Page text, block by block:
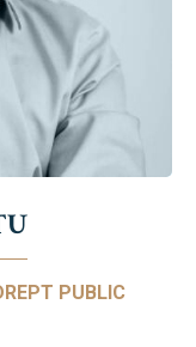
PUBLIC